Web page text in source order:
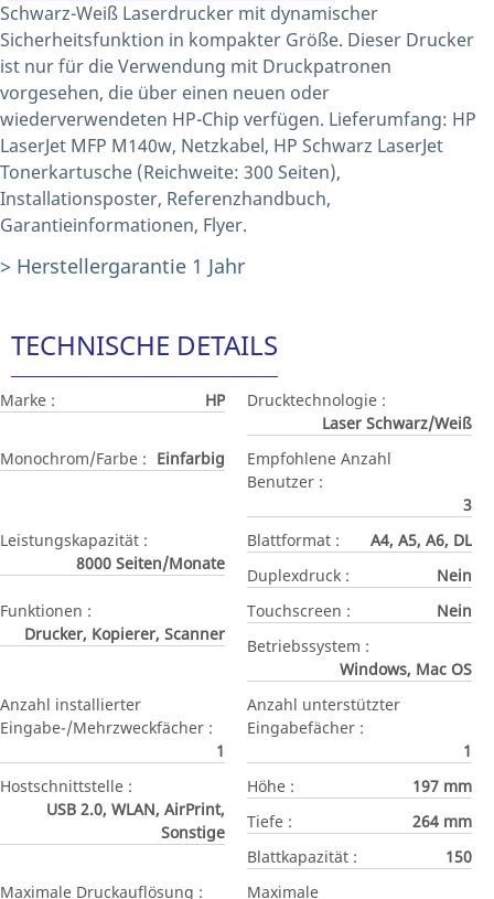
Schwarz-Weiß Laserdrucker mit dynamischer
Sicherheitsfunktion in kompakter Größe. Dieser Drucker
ist nur für die Verwendung mit Druckpatronen
vorgesehen, die über einen neuen oder
wiederverwendeten HP-Chip verfügen. Lieferumfang: HP
LaserJet MFP M140w, Netzkabel, HP Schwarz LaserJet
Tonerkartusche (Reichweite: 300 Seiten),
Installationsposter, Referenzhandbuch,
Garantieinformationen, Flyer.
> Herstellergarantie 1 Jahr
TECHNISCHE DETAILS
Marke : HP
Drucktechnologie :
Laser Schwarz/Weiß
Monochrom/Farbe : Einfarbig
Empfohlene Anzahl
Benutzer :
3
Leistungskapazität :
8000 Seiten/Monate
Blattformat :
A4, A5, A6, DL
Duplexdruck :
Nein
Funktionen :
Drucker, Kopierer, Scanner
Touchscreen :
Nein
Betriebssystem :
Windows, Mac OS
Anzahl installierter
Eingabe-/Mehrzweckfächer :
1
Anzahl unterstützter
Eingabefächer :
1
Hostschnittstelle :
USB 2.0, WLAN, AirPrint,
Sonstige
Höhe :
197 mm
Tiefe :
264 mm
Blattkapazität :
150
Maximale Druckauflösung :
Maximale